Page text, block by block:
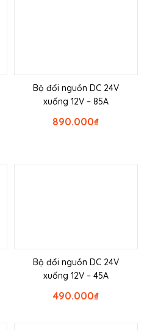
Bộ đổi nguồn DC 24V
xuống 12V – 85A
₫
890.000
Bộ đổi nguồn DC 24V
xuống 12V – 45A
₫
490.000